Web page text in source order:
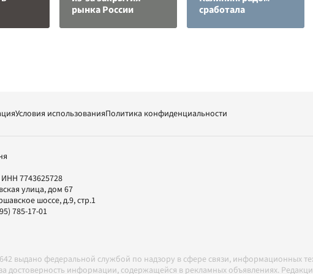
рынка России
сработала
Условия использованияПолитика конфиденциальности
7743625728
улица, дом 67
шоссе, д.9, стр.1
785-17-01
выдано федеральной службой по надзору в сфере связи, информационных
за достоверность информации, содержащейся в рекламных объявлениях.